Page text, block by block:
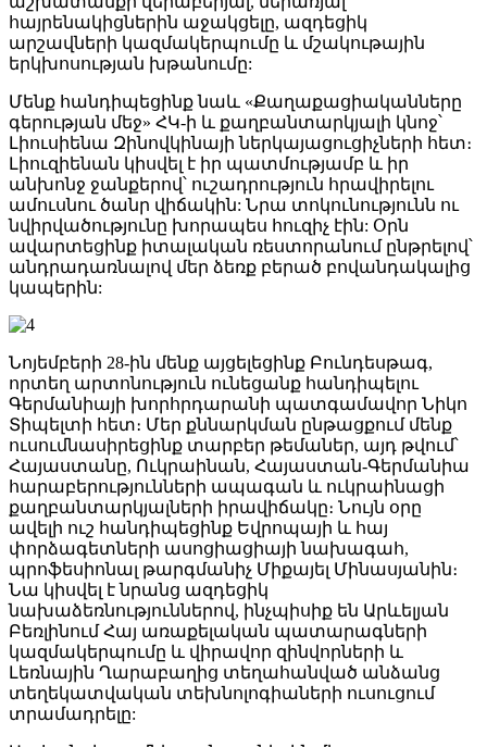
հայրենակիցներին աջակցելը, ազդեցիկ
արշավների կազմակերպումը և մշակութային
երկխոսության խթանումը:
Մենք հանդիպեցինք նաև «Քաղաքացիականները
գերության մեջ» ՀԿ-ի և քաղբանտարկյալի կնոջ՝
Լիուսիենա Զինովկինայի ներկայացուցիչների հետ։
Լիուզիենան կիսվել է իր պատմությամբ և իր
անխոնջ ջանքերով՝ ուշադրություն հրավիրելու
ամուսնու ծանր վիճակին: Նրա տոկունությունն ու
նվիրվածությունը խորապես հուզիչ էին: Օրն
ավարտեցինք իտալական ռեստորանում ընթրելով՝
անդրադառնալով մեր ձեռք բերած բովանդակալից
կապերին:
Նոյեմբերի 28-ին մենք այցելեցինք Բունդեսթագ,
որտեղ արտոնություն ունեցանք հանդիպելու
Գերմանիայի խորհրդարանի պատգամավոր Նիկո
Տիպելտի հետ։ Մեր քննարկման ընթացքում մենք
ուսումնասիրեցինք տարբեր թեմաներ, այդ թվում՝
Հայաստանը, Ուկրաինան, Հայաստան-Գերմանիա
հարաբերությունների ապագան և ուկրաինացի
քաղբանտարկյալների իրավիճակը։ Նույն օրը
ավելի ուշ հանդիպեցինք Եվրոպայի և հայ
փորձագետների ասոցիացիայի նախագահ,
պրոֆեսիոնալ թարգմանիչ Միքայել Մինասյանին։
Նա կիսվել է նրանց ազդեցիկ
նախաձեռնություններով, ինչպիսիք են Արևելյան
Բեռլինում Հայ առաքելական պատարագների
կազմակերպումը և վիրավոր զինվորների և
Լեռնային Ղարաբաղից տեղահանված անձանց
տեղեկատվական տեխնոլոգիաների ուսուցում
տրամադրելը: